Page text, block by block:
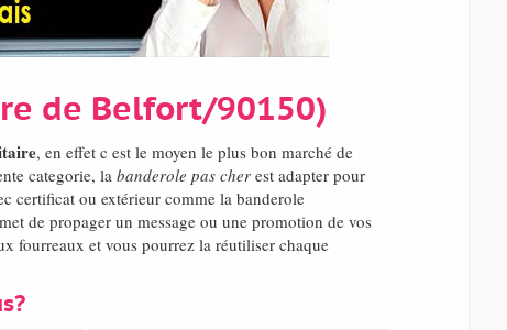
de Belfort/90150)
, en effet c est le moyen le plus bon marché de
categorie, la banderole pas cherest adapter pour
certificat ou extérieur comme la banderole
de propager un message ou une promotion de vos
fourreaux et vous pourrez la réutiliser chaque